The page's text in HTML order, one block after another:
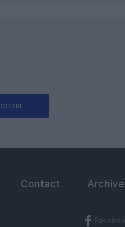
Contact